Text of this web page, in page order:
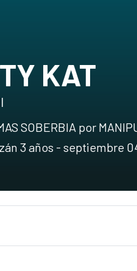
KAT
SOBERBIA por
3 años - septiembre